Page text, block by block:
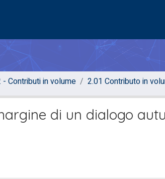
- Contributi in volume 2.01 Contributo in
di un dialogo